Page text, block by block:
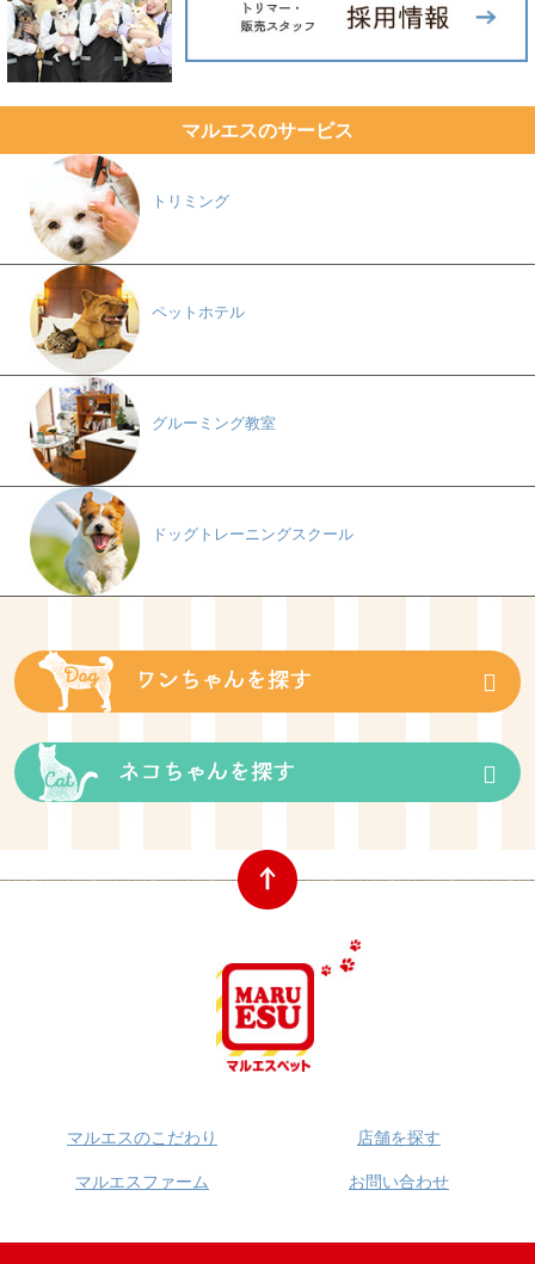
マルエスのサービス
トリミング
ペットホテル
グルーミング教室
ドッグトレーニングスクール
マルエスのこだわり
マルエスファーム
店舗を探す
お問い合わせ